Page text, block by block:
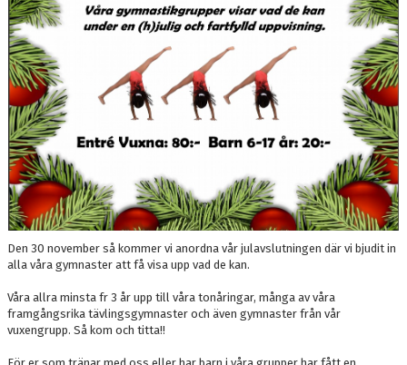
Den 30 november så kommer vi anordna vår julavslutningen där vi bjudit in
alla våra gymnaster att få visa upp vad de kan.
Våra allra minsta fr 3 år upp till våra tonåringar, många av våra
framgångsrika tävlingsgymnaster och även gymnaster från vår
vuxengrupp. Så kom och titta!!